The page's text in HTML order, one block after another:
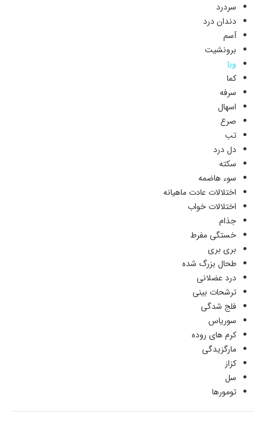
سردرد
دندان درد
آسم
برونشیت
وبا
کما
سرفه
اسهال
صرع
تب
دل درد
سکته
سوء هاضمه
اختلالات عادت ماهیانه
اختلالات خواب
جذام
خستگی مفرط
بری بری
طحال بزرگ شده
درد عضلانی
ترشحات بینی
فلج شدگی
سوریاس
کرم های روده
مارگزيدگی
کزاز
سل
تومورها